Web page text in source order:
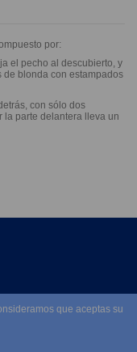
por:
el pecho al descubierto, y
de blonda con estampados
con sólo dos
la parte delantera lleva un
que aceptas su